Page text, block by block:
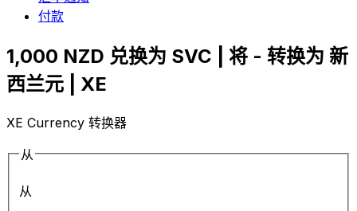
付款
1,000 NZD 兑换为 SVC | 将 - 转换为 新
西兰元 | XE
XE Currency 转换器
从
从